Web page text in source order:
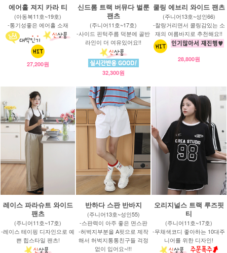
에어홀 져지 카라 티
(아동복11호~19호)
-통기성좋은 에어홀 소재
27,200원
신드롬 트랙 버뮤다 벌룬
팬츠
(주니어11호~17호)
-사이드 핀턱주름 덕분에 골반
라인이 더 여유있어요!!
32,300원
쿨링 에브리 와이드 팬츠
(주니어13호~성인66)
-찰랑거리면서 쿨링감있는 소
재의 여름바지로 추천해요!!
28,800원
레이스 파라슈트 와이드
팬츠
(주니어11호~17호)
-레이스 테이핑 디자인으로 예
쁜 힙스타일 팬츠!
반하다 스판 반바지
(주니어13호~성인55)
-스판력이 아주 좋은 면스판
-허벅지부분을 A핏으로 제작
해서 허벅지통통친구들 걱정
없이 입어요~!!!
오리지널스 트랙 루즈핏
티
(주니어11호~17호)
-무채색코디 좋아하는 10대주
니어를 위한 디자인!